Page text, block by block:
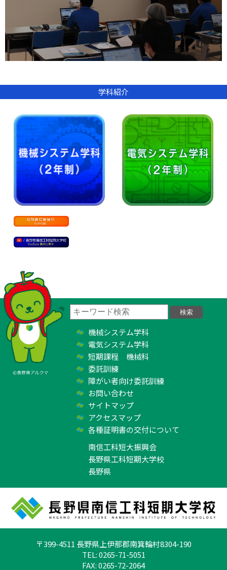
学科紹介
機械システム学科
電気システム学科
短期課程 機械科
委託訓練
障がい者向け委託訓練
お問い合わせ
サイトマップ
アクセスマップ
各種証明書の交付について
南信工科短大振興会
長野県工科短期大学校
長野県
〒399-4511 長野県上伊那郡南箕輪村8304-190
TEL: 0265-71-5051
FAX: 0265-72-2064